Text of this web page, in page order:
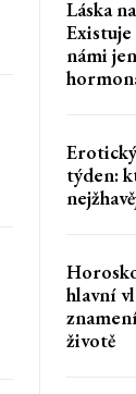
Láska
námi
týden:
hlavní
životě